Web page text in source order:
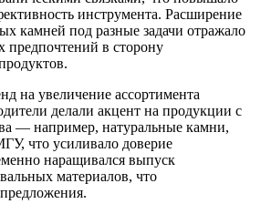
инструмента. Расширение
камней под разные задачи отражало
предпочтений в сторону
на увеличение ассортимента
делали акцент на продукции с
— например, натуральные камни,
что усиливало доверие
наращивался выпуск
материалов, что